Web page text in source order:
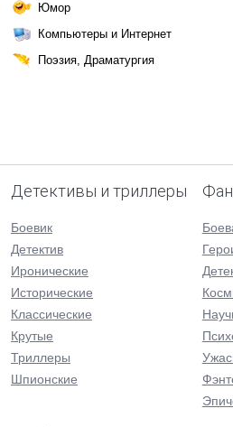
Юмор
Компьютеры и Интернет
Поэзия, Драматургия
Детективы и триллеры
Боевик
Детектив
Иронические
Исторические
Классические
Крутые
Триллеры
Шпионские